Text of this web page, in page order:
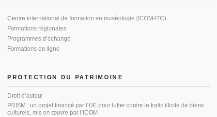
PROTECTION DU PATRIMOINE
Droit d’auteur
PRISM : un projet financé par l’UE pour lutter contre le trafic illicite de biens
culturels, mis en œuvre par l’ICOM
Centre international de formation en muséologie (ICOM-ITC)
Formations régionales
Programmes d’échange
Formations en ligne